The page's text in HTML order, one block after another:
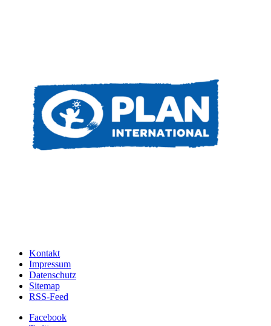
Kontakt
Impressum
Datenschutz
Sitemap
RSS-Feed
Facebook